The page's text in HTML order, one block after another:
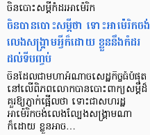
ចិនបោះសម្តីកំដរអាម៉េរិក
ចិនបានបោះសម្តីថា ទោះអាម៉េរិកចង់
លេងសង្គ្រាមអ្វីក៏ដោយ ខ្លួននឹងកំដរ
ដល់ទីបញ្ចប់
ចិនដែលជាមហាអំណាចសេដ្ឋកិច្ចធំបំផុត
នៅលើពិភពលោកបានបោះពាក្យសម្តីដ៏
គួរឱ្យភ្ញាក់ផ្អើលថា ទោះជាសហរដ្ឋ
អាម៉េរិកចង់លេងល្បែងសង្គ្រាមណា
ក៏ដោយ ខ្លួនអាច…